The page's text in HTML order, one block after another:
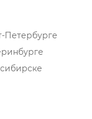
Петербурге